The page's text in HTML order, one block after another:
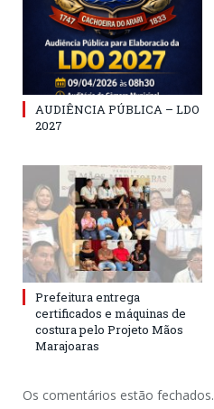
AUDIÊNCIA PÚBLICA – LDO
2027
Prefeitura entrega
certificados e máquinas de
costura pelo Projeto Mãos
Marajoaras
Os comentários estão fechados.